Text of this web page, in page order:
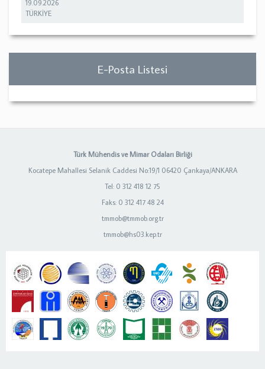
19.09.2026
TÜRKİYE
E-Posta Listesi
Türk Mühendis ve Mimar Odaları Birliği
Kocatepe Mahallesi Selanik Caddesi No:19/1 06420 Çankaya/ANKARA
Tel: 0 312 418 12 75
Faks: 0 312 417 48 24
tmmob@tmmob.org.tr
tmmob@hs03.kep.tr